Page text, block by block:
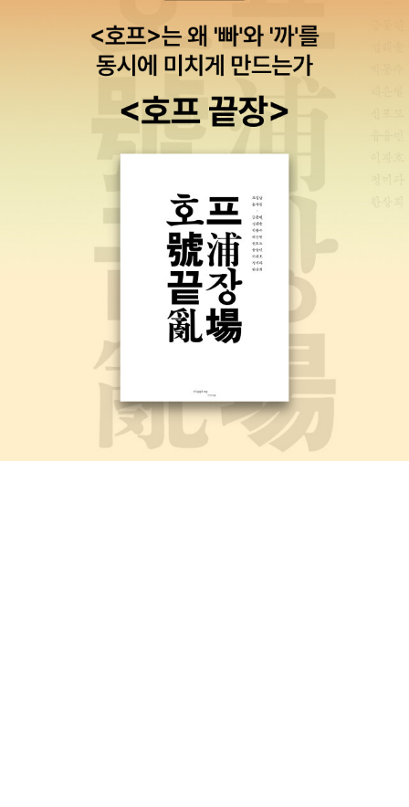
는 조금 다르다.물론 빗자루를 타는 마녀의 이미지는 서양의 것이지
만 설문대 할망이라든지, 복숭아나무라든지 그 구성요소가 우리의 것
임을 알려주는 것들이 많다. 대단한 상상과 환타지는 아니지만 그래
서 오히려 가능할 것 같은 우리에게 더 친숙한 환타지, 상상으로 여겨
진다. 무엇보다 마법의 새로운 정의가 마음에 든다.모든 것들의 소원
을 들어주는 그것이 마법이라니...메주가 되고 싶은 콩들을 메주로 만
들어 주고, 날고싶은 빗자루를 날게 만들어 타고 다니고, 바다를 다니
고 싶은 바위의 소원을 듣고 고래를 만들어주고...마법의 주체가 마녀
가 아닌 상상을 하는 모든것들에게 있음은 아이들에게 많은 꿈을 안
겨주는 발상이 아닐 수 없다.우린 정해진 틀 안에서의 교육을 강조하
다 보니 아이들의 상상력을 본의 아니게 무시할때가 많은데, 그런 상
상력이 없다면 마법이 존재하지 않는 다는 말은 어른들에게도 많은
생각을 하게 만든다. 글밥이 많은 책 답지 않게 그림에도 상당한 공을
들인 작품이다.연필을 주로 이용한 잘고 가는 터치의 그림과 주인공
의 표정이 살아 있는 그림, 분위기에 따라 데칼코마니도 이용한 듯한
다채로운 그림등.그림을 보는 재미도 쏠쏠하다.